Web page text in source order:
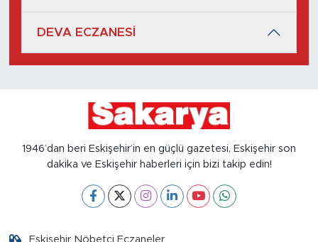
DEVA ECZANESİ
1946’dan beri Eskişehir’in en güçlü gazetesi, Eskişehir son
dakika ve Eskişehir haberleri için bizi takip edin!
Eskişehir Nöbetçi Eczaneler